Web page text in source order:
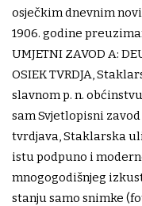
osječkim dnevnim
1906. godine
UMJETNI ZAVOD A:
OSIEK TVRDJA,
slavnom p. n.
sam Svjetlopisni
tvrdjava, Staklarska
istu podpuno i
mnogogodišnjeg
stanju samo snimke